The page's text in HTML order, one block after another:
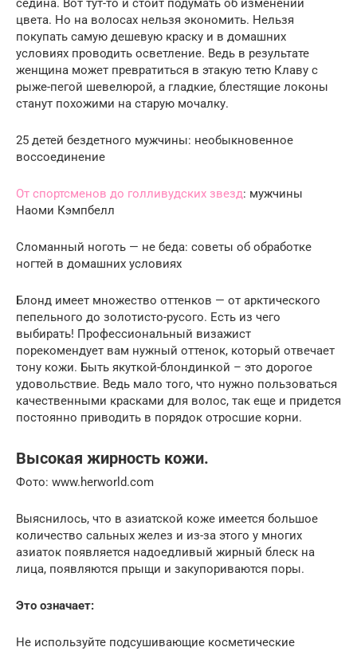
седина. Вот тут-то и стоит подумать об изменении
цвета. Но на волосах нельзя экономить. Нельзя
покупать самую дешевую краску и в домашних
условиях проводить осветление. Ведь в результате
женщина может превратиться в этакую тетю Клаву с
рыже-пегой шевелюрой, а гладкие, блестящие локоны
станут похожими на старую мочалку.
25 детей бездетного мужчины: необыкновенное
воссоединение
От спортсменов до голливудских звезд: мужчины
Наоми Кэмпбелл
Сломанный ноготь — не беда: советы об обработке
ногтей в домашних условиях
Блонд имеет множество оттенков — от арктического
пепельного до золотисто-русого. Есть из чего
выбирать! Профессиональный визажист
порекомендует вам нужный оттенок, который отвечает
тону кожи. Быть якуткой-блондинкой – это дорогое
удовольствие. Ведь мало того, что нужно пользоваться
качественными красками для волос, так еще и придется
постоянно приводить в порядок отросшие корни.
Высокая жирность кожи.
Фото: www.herworld.com
Выяснилось, что в азиатской коже имеется большое
количество сальных желез и из-за этого у многих
азиаток появляется надоедливый жирный блеск на
лица, появляются прыщи и закупориваются поры.
Это означает:
Не используйте подсушивающие косметические